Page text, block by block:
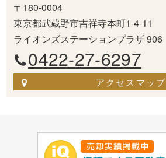
〒180-0004
東京都武蔵野市吉祥寺本町1-4-11
ライオンズステーションプラザ 906
0422-27-6297
アクセスマップ